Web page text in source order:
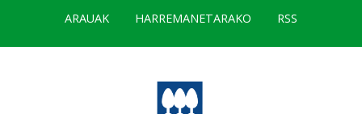
ARAUAK
HARREMANETARAKO RSS